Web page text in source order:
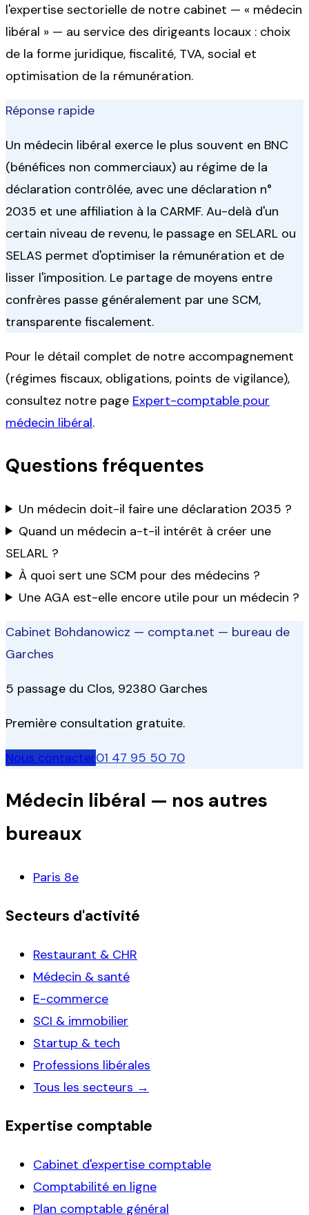
l'expertise sectorielle de notre cabinet — « médecin
libéral » — au service des dirigeants locaux : choix
de la forme juridique, fiscalité, TVA, social et
optimisation de la rémunération.
Réponse rapide
Un médecin libéral exerce le plus souvent en BNC
(bénéfices non commerciaux) au régime de la
déclaration contrôlée, avec une déclaration n°
2035 et une affiliation à la CARMF. Au-delà d'un
certain niveau de revenu, le passage en SELARL ou
SELAS permet d'optimiser la rémunération et de
lisser l'imposition. Le partage de moyens entre
confrères passe généralement par une SCM,
transparente fiscalement.
Pour le détail complet de notre accompagnement
(régimes fiscaux, obligations, points de vigilance),
consultez notre page Expert-comptable pour
médecin libéral.
Questions fréquentes
Un médecin doit-il faire une déclaration 2035 ?
Quand un médecin a-t-il intérêt à créer une
SELARL ?
À quoi sert une SCM pour des médecins ?
Une AGA est-elle encore utile pour un médecin ?
Cabinet Bohdanowicz — compta.net — bureau de
Garches
5 passage du Clos, 92380 Garches
Première consultation gratuite.
Nous contacter01 47 95 50 70
Médecin libéral — nos autres
bureaux
Paris 8e
Secteurs d'activité
Restaurant & CHR
Médecin & santé
E-commerce
SCI & immobilier
Startup & tech
Professions libérales
Tous les secteurs →
Expertise comptable
Cabinet d'expertise comptable
Comptabilité en ligne
Plan comptable général